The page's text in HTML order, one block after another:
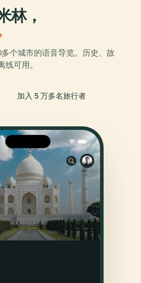
林，
个城市的语音导览。历史、故
可用。
加入 5 万多名旅行者